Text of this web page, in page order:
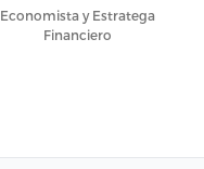
Economista y Estratega
Financiero